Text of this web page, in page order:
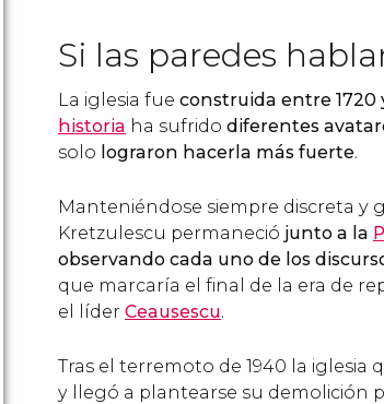
Si las paredes
La iglesia fue construida entre 1720
historia ha sufrido diferentes
solo lograron hacerla más fuerte.
Manteniéndose siempre discreta y
Kretzulescu permaneció junto a la
observando cada uno de los
que marcaría el final de la era de
el líder Ceausescu.
Tras el terremoto de 1940 la iglesia
y llegó a plantearse su demolición